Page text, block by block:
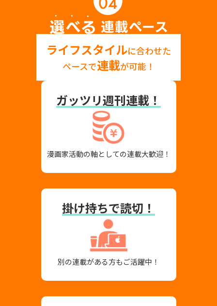
ライフスタイルに合わせた
ペースで連載が可能！
ガッツリ週刊連載！
漫画家活動の軸としての連載大歓迎！
掛け持ちで読切！
別の連載がある方もご活躍中！